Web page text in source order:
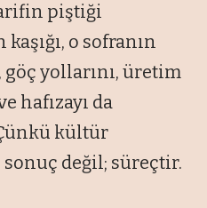
piştiği
o sofranın
yollarını, üretim
hafızayı da
kültür
değil; süreçtir.